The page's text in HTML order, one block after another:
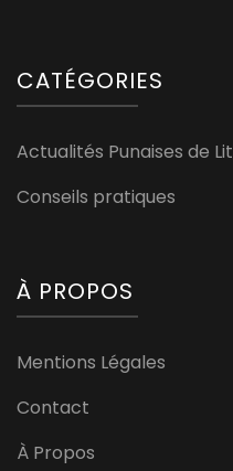
CATÉGORIES
Actualités Punaises de Lit
Conseils pratiques
À PROPOS
Mentions Légales
Contact
À Propos